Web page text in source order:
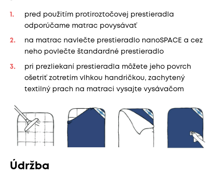
pred použitím protiroztočovej prestieradla
odporúčame matrac povysávať
na matrac navlečte prestieradlo nanoSPACE a cez
neho povlečte štandardné prestieradlo
pri prezliekaní prestieradla môžete jeho povrch
ošetriť zotretím vlhkou handričkou, zachytený
textilný prach na matraci vysajte vysávačom
Údržba